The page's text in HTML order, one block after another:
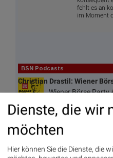
fehlt es an
im Moment
BSN Podcasts
Christian Drastil: Wiener
Wiener Börse Party
Bilanz und
BSNgine
Dienste, die wir
möchten
Hier können Sie die Dienste, die